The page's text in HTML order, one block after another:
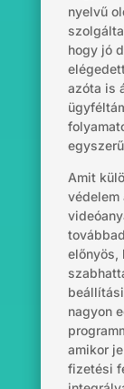
nyelvű
hogy jó
azóta is
Amit
védelem
előnyös,
nagyon
amikor
fizetési